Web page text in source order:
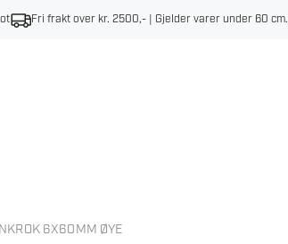
Fri frakt over kr. 2500,- | Gjelder varer under 60 cm.
6X60MM ØYE